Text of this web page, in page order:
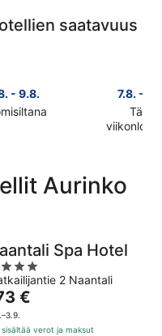
saatavuus
- 9.8.
7.8. -
Tänä
lähellä
kohdetta
7.8.
Aurinko
Spa Hotel
2 Naantali
€
€
sisältää verot ja maksut